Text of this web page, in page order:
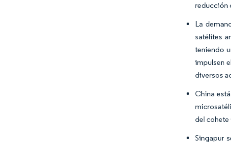
reducción
La
satélites
teniendo
impulsen
diversos
China
del cohete
Singapur